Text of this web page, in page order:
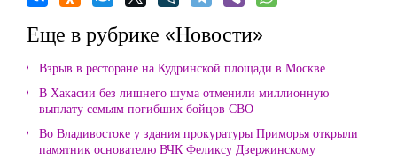
Еще в рубрике «Новости»
Взрыв в ресторане на Кудринской площади в Москве
В Хакасии без лишнего шума отменили миллионную
выплату семьям погибших бойцов СВО
Во Владивостоке у здания прокуратуры Приморья открыли
памятник основателю ВЧК Феликсу Дзержинскому